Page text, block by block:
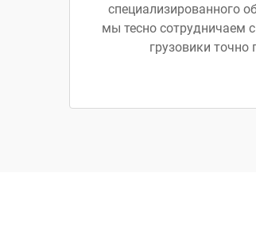
специализированного
мы тесно сотрудничаем
грузовики точно